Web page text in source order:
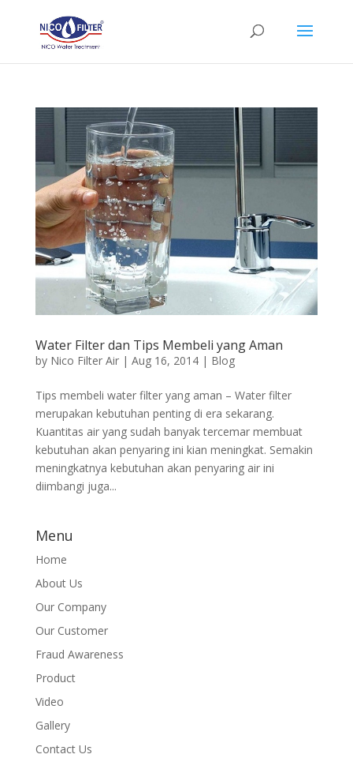
Water Filter dan Tips Membeli yang Aman
by Nico Filter Air| Aug 16, 2014| Blog
Tips membeli water filter yang aman – Water filter
merupakan kebutuhan penting di era sekarang.
Kuantitas air yang sudah banyak tercemar membuat
kebutuhan akan penyaring ini kian meningkat. Semakin
meningkatnya kebutuhan akan penyaring air ini
diimbangi juga...
Menu
Home
About Us
Our Company
Our Customer
Fraud Awareness
Product
Video
Gallery
Contact Us